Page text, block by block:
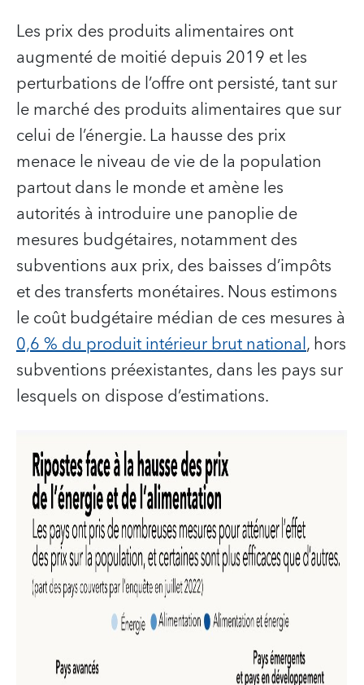
Les prix des produits alimentaires ont
augmenté de moitié depuis 2019 et les
perturbations de l’offre ont persisté, tant sur
le marché des produits alimentaires que sur
celui de l’énergie. La hausse des prix
menace le niveau de vie de la population
partout dans le monde et amène les
autorités à introduire une panoplie de
mesures budgétaires, notamment des
subventions aux prix, des baisses d’impôts
et des transferts monétaires. Nous estimons
le coût budgétaire médian de ces mesures à
0,6 % du produit intérieur brut national, hors
subventions préexistantes, dans les pays sur
lesquels on dispose d’estimations.